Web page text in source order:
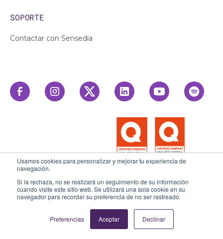
Usamos cookies para personalizar y mejorar tu experiencia de
navegación.
Si la rechaza, no se realizará un seguimiento de su información
cuando visite este sitio web. Se utilizará una sola cookie en su
navegador para recordar su preferencia de no ser rastreado.
Preferencias Aceptar Declinar
SOPORTE
Contactar con Sensedia